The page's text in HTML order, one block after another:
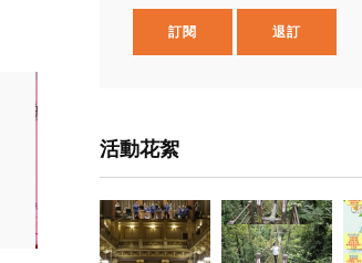
訂閱 退訂
活動花絮